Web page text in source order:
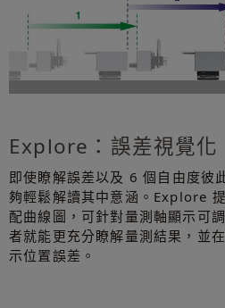
Explore：誤差視覺化
即使瞭解誤差以及 6 個自由度彼
夠輕鬆解讀其中意涵。Explore
配曲線圖，可針對量測軸顯示可
者就能更充分瞭解量測結果，並
示位置誤差。